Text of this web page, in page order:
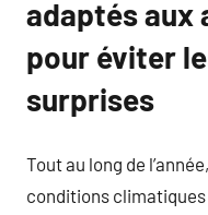
adaptés aux
pour éviter
surprises
Tout au long de
conditions